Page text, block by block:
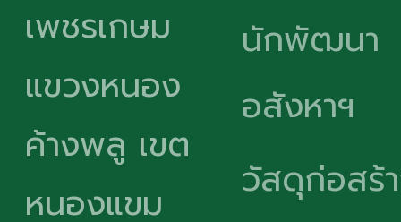
เพชรเกษม
แขวงหนอง
ค้างพลู เขต
หนองแขม
นักพัฒนา
อสังหาฯ
วัสดุก่อสร้